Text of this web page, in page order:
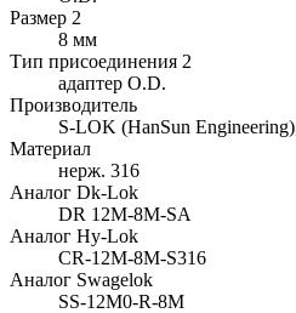
Размер 2
8 мм
Тип присоединения 2
адаптер O.D.
Производитель
S-LOK (HanSun
Материал
нерж. 316
Аналог Dk-Lok
DR 12M-8M-SA
Аналог Hy-Lok
CR-12M-8M-S316
Аналог Swagelok
SS-12M0-R-8M